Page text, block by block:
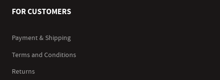
FOR CUSTOMERS
Payment & Shipping
Terms and Conditions
Returns